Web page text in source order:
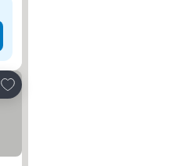
Lägg till i Mina Favoriter